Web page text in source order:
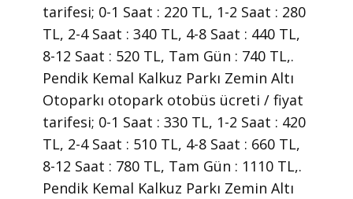
tarifesi; 0-1 Saat : 220 TL, 1-2 Saat : 280
TL, 2-4 Saat : 340 TL, 4-8 Saat : 440 TL,
8-12 Saat : 520 TL, Tam Gün : 740 TL,.
Pendik Kemal Kalkuz Parkı Zemin Altı
Otoparkı otopark otobüs ücreti / fiyat
tarifesi; 0-1 Saat : 330 TL, 1-2 Saat : 420
TL, 2-4 Saat : 510 TL, 4-8 Saat : 660 TL,
8-12 Saat : 780 TL, Tam Gün : 1110 TL,.
Pendik Kemal Kalkuz Parkı Zemin Altı